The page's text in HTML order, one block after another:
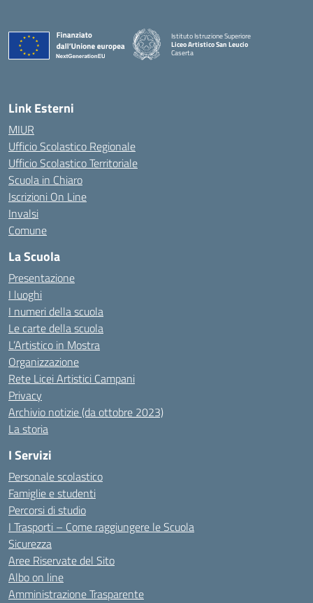
Istituto Istruzione Superiore
Liceo Artistico San Leucio
Caserta
Link Esterni
MIUR
Ufficio Scolastico Regionale
Ufficio Scolastico Territoriale
Scuola in Chiaro
Iscrizioni On Line
Invalsi
Comune
La Scuola
Presentazione
I luoghi
I numeri della scuola
Le carte della scuola
L’Artistico in Mostra
Organizzazione
Rete Licei Artistici Campani
Privacy
Archivio notizie (da ottobre 2023)
La storia
I Servizi
Personale scolastico
Famiglie e studenti
Percorsi di studio
I Trasporti – Come raggiungere le Scuola
Sicurezza
Aree Riservate del Sito
Albo on line
Amministrazione Trasparente